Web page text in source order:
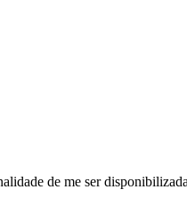
de me ser